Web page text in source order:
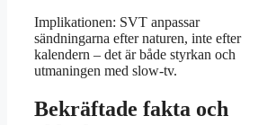
Implikationen: SVT anpassar
sändningarna efter naturen, inte efter
kalendern – det är både styrkan och
utmaningen med slow-tv.
Bekräftade fakta och